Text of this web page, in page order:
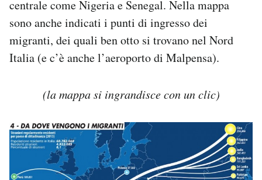
centrale come Nigeria e Senegal. Nella mappa
sono anche indicati i punti di ingresso dei
migranti, dei quali ben otto si trovano nel Nord
Italia (e c’è anche l’aeroporto di Malpensa).
(la mappa si ingrandisce con un clic)